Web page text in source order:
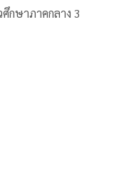
กษาภาคกลาง 3